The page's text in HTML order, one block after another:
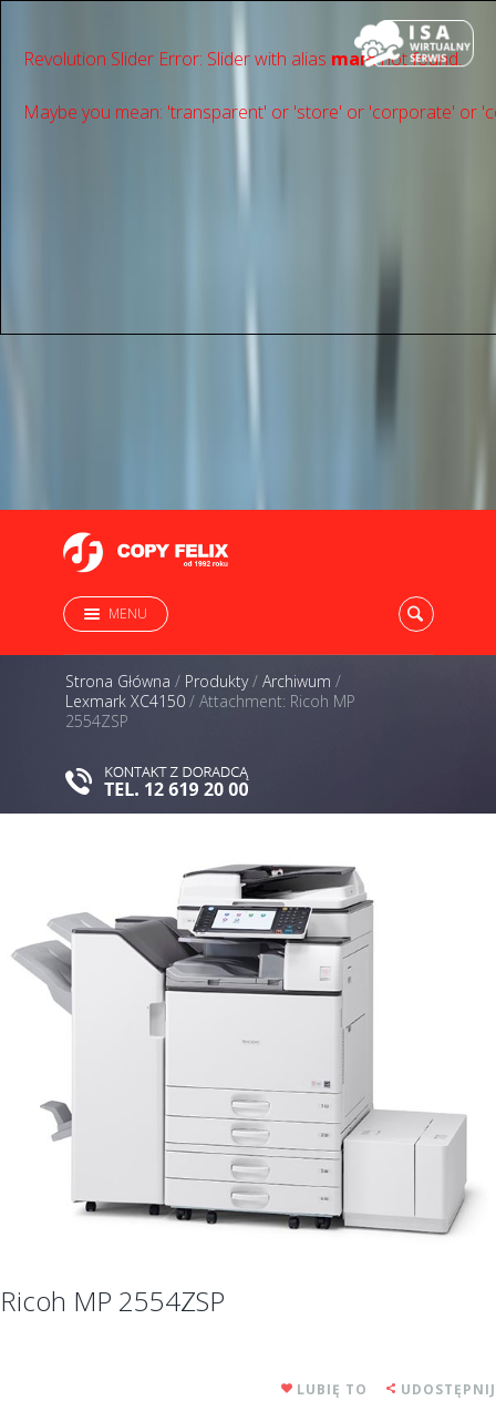
Revolution Slider Error: Slider with alias mainnot found.
Maybe you mean: 'transparent' or 'store' or 'сorporate' or
MENU
Strona Główna / Produkty/ Archiwum /
Lexmark XC4150 / Attachment: Ricoh MP
2554ZSP
Ricoh MP 2554ZSP
LUBIĘ TO UDOSTĘPNIJ